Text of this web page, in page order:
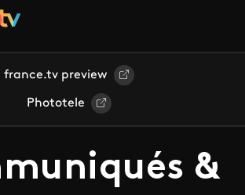
france.tv preview
Phototele
&